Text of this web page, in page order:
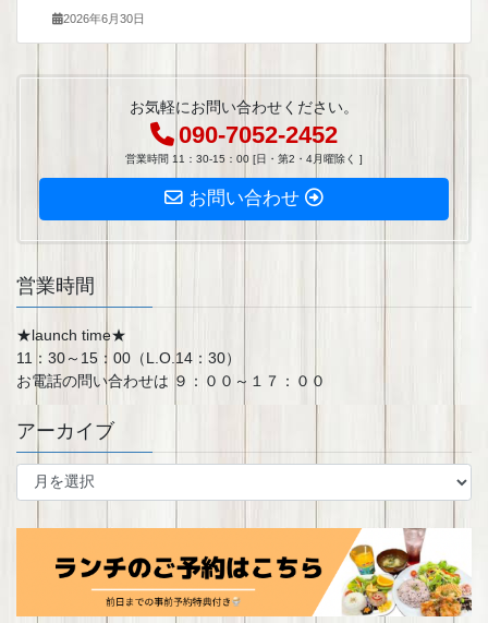
2026年6月30日
お気軽にお問い合わせください。
090-7052-2452
営業時間 11：30-15：00 [日・第2・4月曜除く ]
お問い合わせ
営業時間
★launch time★
11：30～15：00（L.O.14：30）
お電話の問い合わせは ９：００～１７：００
アーカイブ
ア
イ